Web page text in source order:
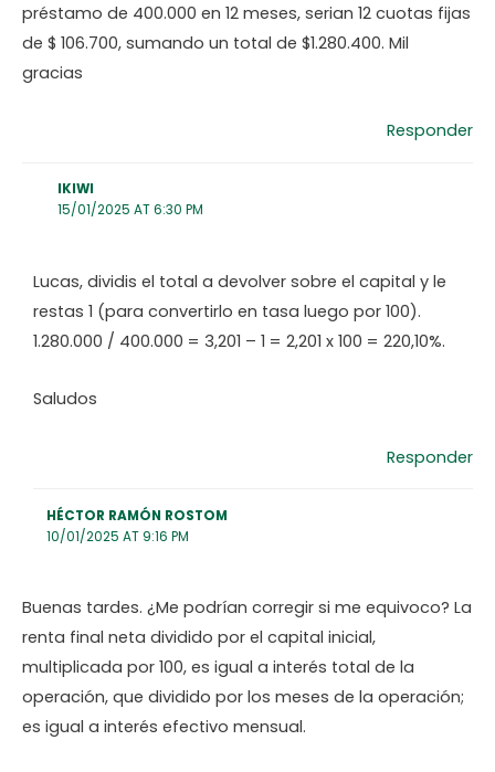
préstamo de 400.000 en 12 meses, serian 12 cuotas fijas
de $ 106.700, sumando un total de $1.280.400. Mil
gracias
Responder
IKIWI
15/01/2025 AT 6:30 PM
Lucas, dividis el total a devolver sobre el capital y le
restas 1 (para convertirlo en tasa luego por 100).
1.280.000 / 400.000 = 3,201 – 1 = 2,201 x 100 = 220,10%.
Saludos
Responder
HÉCTOR RAMÓN ROSTOM
10/01/2025 AT 9:16 PM
Buenas tardes. ¿Me podrían corregir si me equivoco? La
renta final neta dividido por el capital inicial,
multiplicada por 100, es igual a interés total de la
operación, que dividido por los meses de la operación;
es igual a interés efectivo mensual.